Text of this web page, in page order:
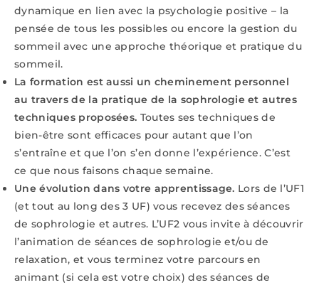
dynamique en lien avec la psychologie positive – la
pensée de tous les possibles ou encore la gestion du
sommeil avec une approche théorique et pratique du
sommeil.
La formation est aussi un cheminement personnel
au travers de la pratique de la sophrologie et autres
techniques proposées. Toutes ses techniques de
bien-être sont efficaces pour autant que l’on
s’entraîne et que l’on s’en donne l’expérience. C’est
ce que nous faisons chaque semaine.
Une évolution dans votre apprentissage. Lors de l’UF1
(et tout au long des 3 UF) vous recevez des séances
de sophrologie et autres. L’UF2 vous invite à découvrir
l’animation de séances de sophrologie et/ou de
relaxation, et vous terminez votre parcours en
animant (si cela est votre choix) des séances de